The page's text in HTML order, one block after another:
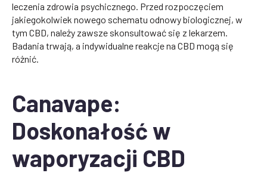
leczenia zdrowia psychicznego. Przed rozpoczęciem
jakiegokolwiek nowego schematu odnowy biologicznej, w
tym CBD, należy zawsze skonsultować się z lekarzem.
Badania trwają, a indywidualne reakcje na CBD mogą się
różnić.
Canavape:
Doskonałość w
waporyzacji CBD